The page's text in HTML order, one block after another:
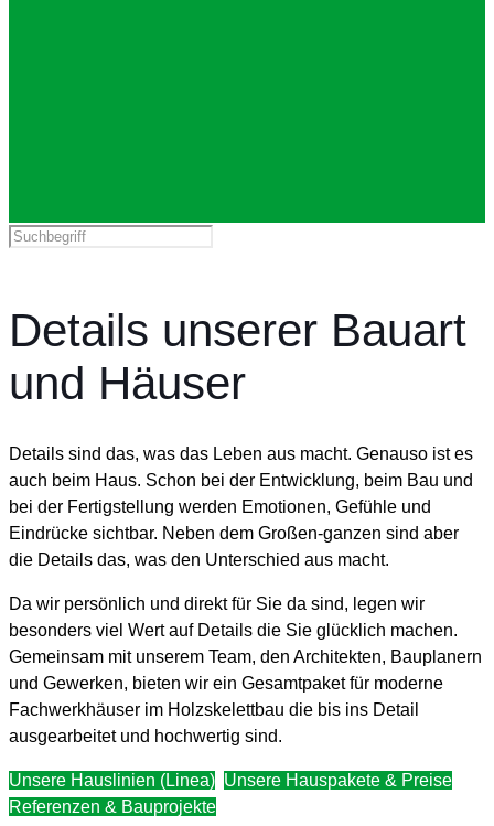
Details unserer Bauart
und Häuser
Details sind das, was das Leben aus macht. Genauso ist es
auch beim Haus. Schon bei der Entwicklung, beim Bau und
bei der Fertigstellung werden Emotionen, Gefühle und
Eindrücke sichtbar. Neben dem Großen-ganzen sind aber
die Details das, was den Unterschied aus macht.
Da wir persönlich und direkt für Sie da sind, legen wir
besonders viel Wert auf Details die Sie glücklich machen.
Gemeinsam mit unserem Team, den Architekten, Bauplanern
und Gewerken, bieten wir ein Gesamtpaket für moderne
Fachwerkhäuser im Holzskelettbau die bis ins Detail
ausgearbeitet und hochwertig sind.
Unsere Hauslinien (Linea) Unsere Hauspakete & Preise
Referenzen & Bauprojekte